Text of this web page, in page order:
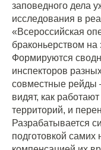
заповедного дела
исследования в
«Всероссийская
браконьерством
Формируются
инспекторов
совместные рейды
видят, как
территорий, и
Разрабатывается
подготовкой самих